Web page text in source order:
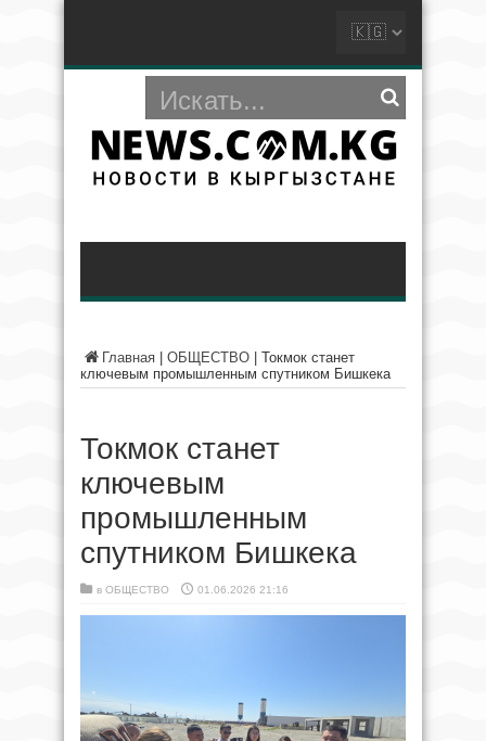
Главная ОБЩЕСТВО
Токмок станет
ключевым промышленным спутником Бишкека
Токмок станет
ключевым
промышленным
спутником Бишкека
в ОБЩЕСТВО 01.06.2026 21:16